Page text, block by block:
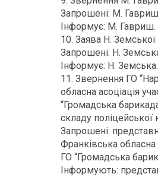
Запрошені: М.
Інформує: М. Гавриш.
10. Заява Н.
Запрошені: Н.
Інформує: Н. Земська.
11. Звернення ГО
обласна асоціація
“Громадська
складу поліцейської
Запрошені:
Франківська
ГО “Громадська
Інформують: